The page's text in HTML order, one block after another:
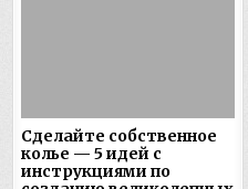
Сделайте собственное
колье — 5 идей с
инструкциями по